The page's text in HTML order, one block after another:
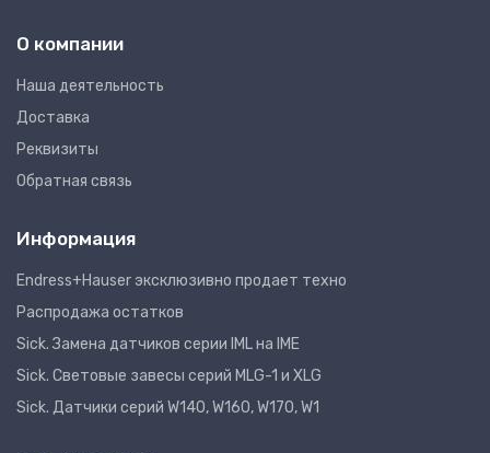
О компании
Наша деятельность
Доставка
Реквизиты
Обратная связь
Информация
Endress+Hauser эксклюзивно продает техно
Распродажа остатков
Sick. Замена датчиков серии IML на IME
Sick. Световые завесы серий MLG-1 и XLG
Sick. Датчики серий W140, W160, W170, W1